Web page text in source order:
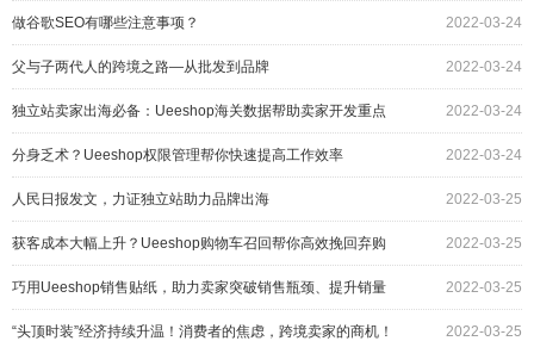
做谷歌SEO有哪些注意事项？ 2022-03-24
父与子两代人的跨境之路—从批发到品牌 2022-03-24
独立站卖家出海必备：Ueeshop海关数据帮助卖家开发重点
客户
2022-03-24
分身乏术？Ueeshop权限管理帮你快速提高工作效率 2022-03-24
人民日报发文，力证独立站助力品牌出海 2022-03-25
获客成本大幅上升？Ueeshop购物车召回帮你高效挽回弃购
客户
2022-03-25
巧用Ueeshop销售贴纸，助力卖家突破销售瓶颈、提升销量 2022-03-25
“头顶时装”经济持续升温！消费者的焦虑，跨境卖家的商机！ 2022-03-25